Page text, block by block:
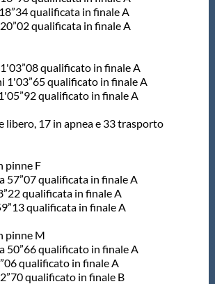
qualificata in finale A
qualificata in finale A
qualificato in finale A
1'03”65 qualificato in finale A
qualificato in finale A
libero, 17 in apnea e 33 trasporto
pinne F
57”07 qualificata in finale A
qualificata in finale A
qualificata in finale A
pinne M
50”66 qualificato in finale A
qualificato in finale A
qualificato in finale B